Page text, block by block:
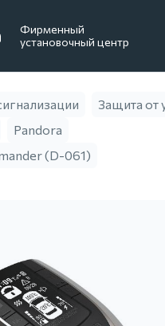
Фирменный
установочный центр
Защита от
Pandora
(D-061)